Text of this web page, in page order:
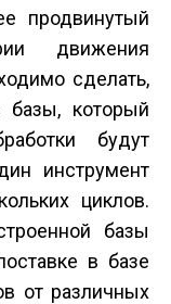
продвинутый
движения
сделать,
базы, который
будут
инструмент
циклов.
базы
в базе
от различных